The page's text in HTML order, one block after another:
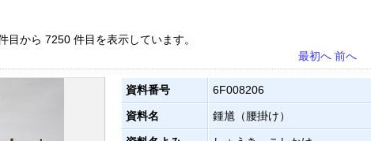
から 7250 件目を表示しています。
最初へ 前へ
資料番号 6F008206
資料名 鍾馗（腰掛け）